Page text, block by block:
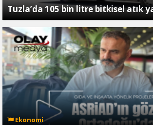
Tuzla’da 105 bin litre bitkisel atık
Ekonomi